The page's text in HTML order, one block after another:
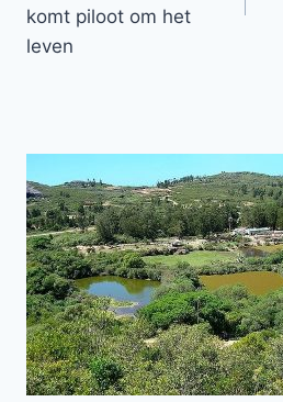
komt piloot om het
leven